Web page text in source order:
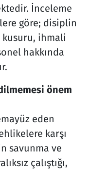
İnceleme
göre; disiplin
kusuru, ihmali
hakkında
önem
eden
karşı
savunma ve
çalıştığı,